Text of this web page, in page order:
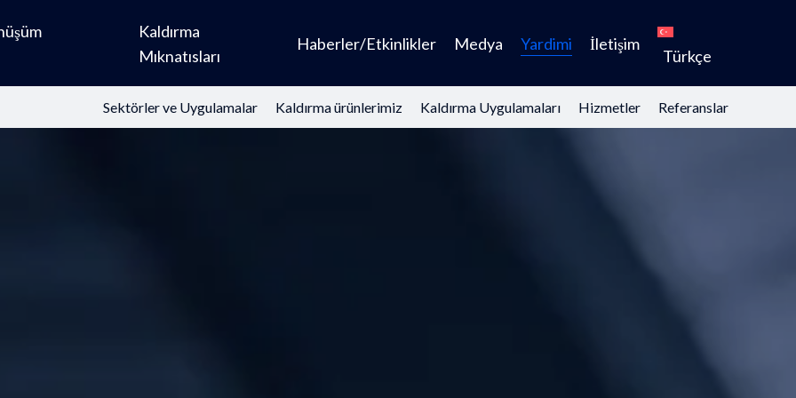
Kaldırma
Mıknatısları
Haberler/Etkinlikler Medya Yardimi İletişim
Türkçe
Sektörler ve Uygulamalar Kaldırma ürünlerimiz Kaldırma Uygulamaları Hizmetler Referanslar